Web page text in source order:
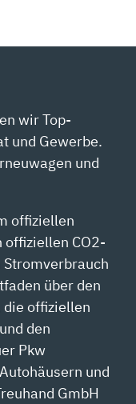
wir Top-
und Gewerbe.
und
offiziellen
offiziellen CO2-
über den
offiziellen
den
Pkw
und
GmbH